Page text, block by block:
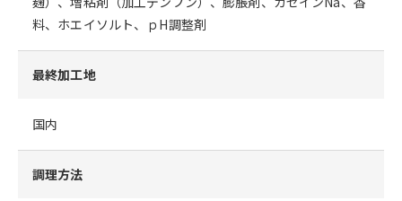
料、ホエイソルト、ｐH調整剤
最終加工地
国内
調理方法